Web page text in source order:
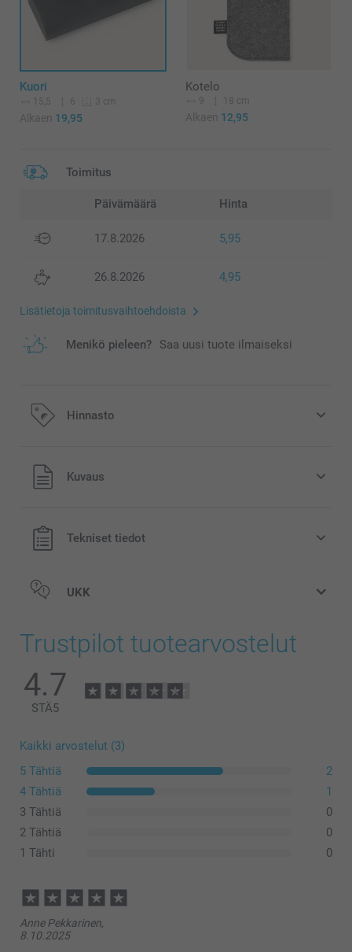
Kuori
15,5 6 3 cm
Alkaen 19,95
Kotelo
9 18 cm
Alkaen 12,95
Toimitus
Päivämäärä Hinta
17.8.2026 5,95
26.8.2026 4,95
Lisätietoja toimitusvaihtoehdoista
Menikö pieleen? Saa uusi tuote ilmaiseksi
Hinnasto
Kaikki hinnat ovat euroina, sisältävät arvonlisäveron ja
eivät sisällä postikuluja.
Kuvaus
Tekniset tiedot
Silmälasikotelo
UKK
Trustpilot tuotearvostelut
4.7
STÄ5
Kaikki arvostelut (3)
5 Tähtiä
2
4 Tähtiä
1
3 Tähtiä
0
2 Tähtiä
0
1 Tähti
0
Anne Pekkarinen,
8.10.2025